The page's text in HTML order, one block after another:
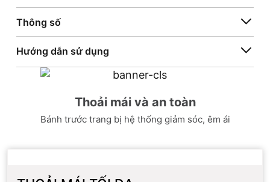
Thông số
Hướng dẫn sử dụng
Thoải mái và an toàn
Bánh trước trang bị hệ thống giảm sóc, êm ái